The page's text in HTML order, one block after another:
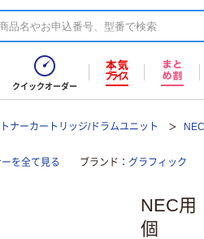
クイックオーダー
ナーカートリッジ/ドラムユニット
を全て見る ブランド グラフィック
NEC用
個